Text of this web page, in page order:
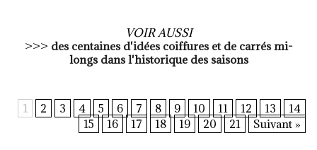
VOIR AUSSI
>>> des centaines d'idées coiffures et de carrés mi-
longs dans l'historique des saisons
1 2 3 4 5 6 7 8 9 10 11 12 13
14
15
16 17 18 19 20 21 Suivant »